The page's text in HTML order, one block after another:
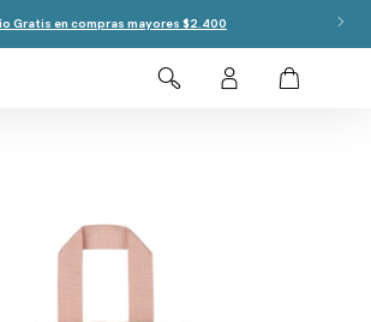
Gratis en compras mayores $2.400